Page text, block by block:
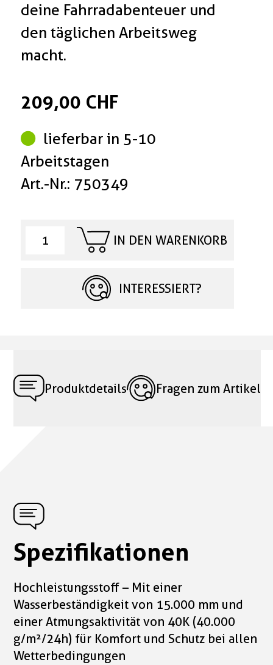
deine Fahrradabenteuer und
den täglichen Arbeitsweg
macht.
209,00 CHF
lieferbar in 5-10
Arbeitstagen
Art.-Nr.: 750349
IN DEN WARENKORB
INTERESSIERT?
Produktdetails Fragen zum Artikel
Spezifikationen
Hochleistungsstoff – Mit einer
Wasserbeständigkeit von 15.000 mm und
einer Atmungsaktivität von 40K (40.000
g/m²/24h) für Komfort und Schutz bei allen
Wetterbedingungen